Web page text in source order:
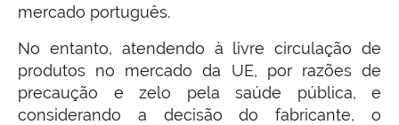
mercado português.
No entanto, atendendo à livre circulação de
produtos no mercado da UE, por razões de
precaução e zelo pela saúde pública, e
considerando a decisão do fabricante, o